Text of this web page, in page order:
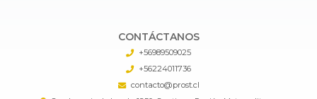
CONTÁCTANOS
+56989509025
+56224011736
contacto@prost.cl